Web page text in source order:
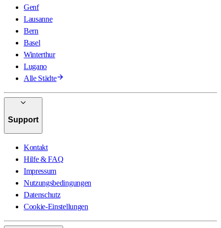
Genf
Lausanne
Bern
Basel
Winterthur
Lugano
Alle Städte
Support
Kontakt
Hilfe & FAQ
Impressum
Nutzungsbedingungen
Datenschutz
Cookie-Einstellungen